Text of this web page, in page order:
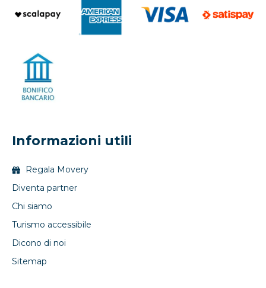
Informazioni utili
Regala Movery
Diventa partner
Chi siamo
Turismo accessibile
Dicono di noi
Sitemap